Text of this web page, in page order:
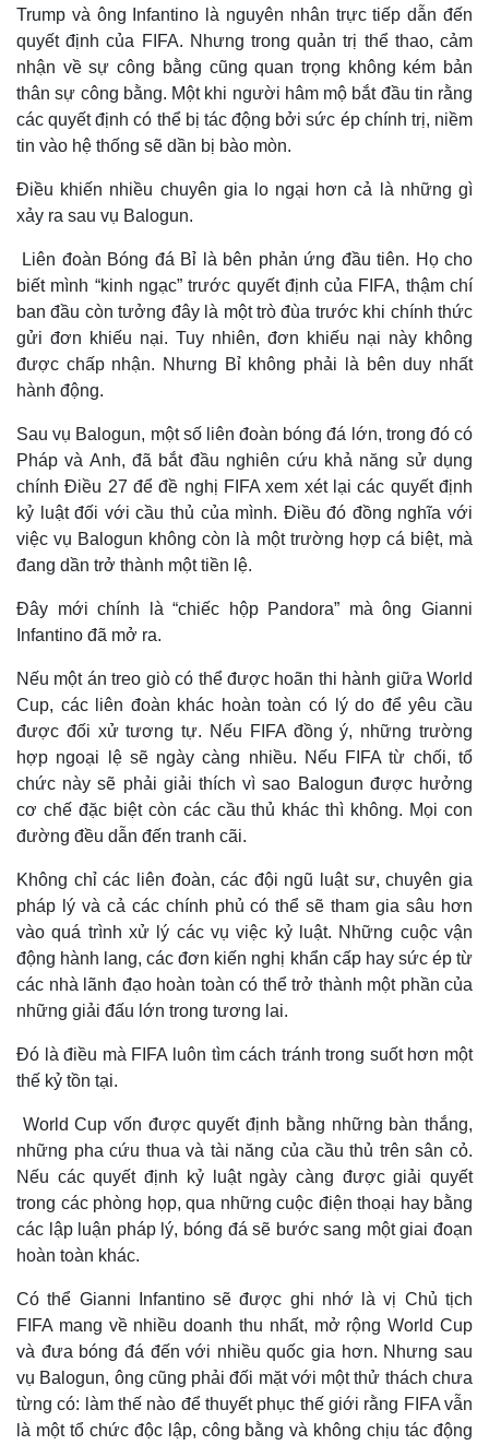
Kinh tế
Bất động sản
Khởi nghiệp
Giá vàng
Tiêu dùng
Tỷ giá
Chứng khoán
Giá cà phê
Trump và ông Infantino là nguyên nhân trực tiếp dẫn đến
quyết định của FIFA. Nhưng trong quản trị thể thao, cảm
nhận về sự công bằng cũng quan trọng không kém bản
thân sự công bằng. Một khi người hâm mộ bắt đầu tin rằng
các quyết định có thể bị tác động bởi sức ép chính trị, niềm
tin vào hệ thống sẽ dần bị bào mòn.
Điều khiến nhiều chuyên gia lo ngại hơn cả là những gì
xảy ra sau vụ Balogun.
Liên đoàn Bóng đá Bỉ là bên phản ứng đầu tiên. Họ cho
biết mình “kinh ngạc” trước quyết định của FIFA, thậm chí
ban đầu còn tưởng đây là một trò đùa trước khi chính thức
gửi đơn khiếu nại. Tuy nhiên, đơn khiếu nại này không
được chấp nhận. Nhưng Bỉ không phải là bên duy nhất
hành động.
Sau vụ Balogun, một số liên đoàn bóng đá lớn, trong đó có
Pháp và Anh, đã bắt đầu nghiên cứu khả năng sử dụng
chính Điều 27 để đề nghị FIFA xem xét lại các quyết định
kỷ luật đối với cầu thủ của mình. Điều đó đồng nghĩa với
việc vụ Balogun không còn là một trường hợp cá biệt, mà
đang dần trở thành một tiền lệ.
Đây mới chính là “chiếc hộp Pandora” mà ông Gianni
Infantino đã mở ra.
Nếu một án treo giò có thể được hoãn thi hành giữa World
Cup, các liên đoàn khác hoàn toàn có lý do để yêu cầu
được đối xử tương tự. Nếu FIFA đồng ý, những trường
hợp ngoại lệ sẽ ngày càng nhiều. Nếu FIFA từ chối, tổ
chức này sẽ phải giải thích vì sao Balogun được hưởng
cơ chế đặc biệt còn các cầu thủ khác thì không. Mọi con
đường đều dẫn đến tranh cãi.
Không chỉ các liên đoàn, các đội ngũ luật sư, chuyên gia
pháp lý và cả các chính phủ có thể sẽ tham gia sâu hơn
vào quá trình xử lý các vụ việc kỷ luật. Những cuộc vận
động hành lang, các đơn kiến nghị khẩn cấp hay sức ép từ
các nhà lãnh đạo hoàn toàn có thể trở thành một phần của
những giải đấu lớn trong tương lai.
Đó là điều mà FIFA luôn tìm cách tránh trong suốt hơn một
thế kỷ tồn tại.
World Cup vốn được quyết định bằng những bàn thắng,
những pha cứu thua và tài năng của cầu thủ trên sân cỏ.
Nếu các quyết định kỷ luật ngày càng được giải quyết
trong các phòng họp, qua những cuộc điện thoại hay bằng
các lập luận pháp lý, bóng đá sẽ bước sang một giai đoạn
hoàn toàn khác.
Có thể Gianni Infantino sẽ được ghi nhớ là vị Chủ tịch
FIFA mang về nhiều doanh thu nhất, mở rộng World Cup
và đưa bóng đá đến với nhiều quốc gia hơn. Nhưng sau
vụ Balogun, ông cũng phải đối mặt với một thử thách chưa
từng có: làm thế nào để thuyết phục thế giới rằng FIFA vẫn
là một tổ chức độc lập, công bằng và không chịu tác động